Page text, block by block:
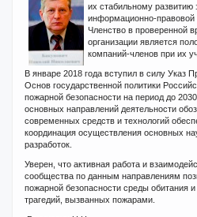
их стабильному развитию
информационно-правовой
Членство в проверенной
организации является
компаний-членов при их
В январе 2018 года вступил в силу Указ
Основ государственной политики
пожарной безопасности на период до
основных направлений деятельности
современных средств и технологий
координация осуществления основных
разработок.
Уверен, что активная работа и
сообщества по данным направлениям
пожарной безопасности среды обитания
трагедий, вызванных пожарами.